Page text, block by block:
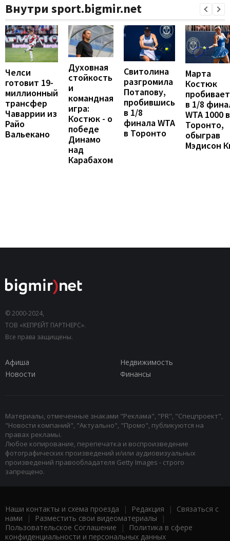
Внутри sport.bigmir.net
Челси
готовит 19-
миллионный
трансфер
Чаваррии из
Райо
Вальекано
Духовная
стойкость
и
командная
игра:
Костюк - о
победе
Динамо
над
Карабахом
Свитолина
разгромила
Потапову,
пробившись
в 1/8
финала WTA
в Торонто
Марта
Костюк
в 1/8
WTA 1000 в
Торонто,
обыграв
Мэдисон
© 2000-2024,
ТОВ «КЕПРЕЙТ ПАРТНЕРС».
Все права защищены.
Афиша
Недвижимость
Новости
Финансы
Материалы, отмеченные знаками "Реклама", "PR", "Спецпроект",
"Новости компаний", "Актуально", "Промо", публикуются на
правах рекламы.
Любое копирование, перепечатка и воспроизведение
фотографических произведений и/или аудиовизуальных
произведений правообладателя Getty Images - строго
запрещено.
Наши контакты и схема проезда | Редакция | Связаться с
нами | Разместить свои видеоматериалы |
Пользовательское Соглашение |
Политика в сфере
конфиденциальности и персональных данных